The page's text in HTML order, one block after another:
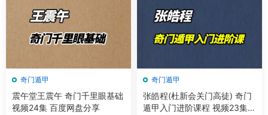
奇门遁甲
震午堂王震午 奇门千里眼基础
视频24集 百度网盘分享
奇门遁甲
张皓程(杜新会关门高徒) 奇门
遁甲入门进阶课程 视频23集